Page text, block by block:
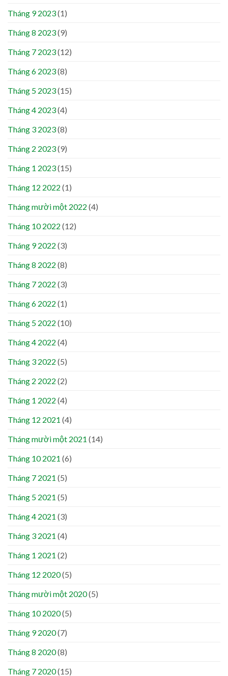
Tháng 9 2023(1)
Tháng 8 2023(9)
Tháng 7 2023(12)
Tháng 6 2023(8)
Tháng 5 2023(15)
Tháng 4 2023(4)
Tháng 3 2023(8)
Tháng 2 2023(9)
Tháng 1 2023(15)
Tháng 12 2022 (1)
Tháng mười một 2022 (4)
Tháng 10 2022 (12)
Tháng 9 2022 (3)
Tháng 8 2022 (8)
Tháng 7 2022 (3)
Tháng 6 2022 (1)
Tháng 5 2022 (10)
Tháng 4 2022 (4)
Tháng 3 2022 (5)
Tháng 2 2022 (2)
Tháng 1 2022 (4)
Tháng 12 2021 (4)
Tháng mười một 2021 (14)
Tháng 10 2021 (6)
Tháng 7 2021 (5)
Tháng 5 2021 (5)
Tháng 4 2021 (3)
Tháng 3 2021 (4)
Tháng 1 2021 (2)
Tháng 12 2020(5)
Tháng mười một 2020(5)
Tháng 10 2020(5)
Tháng 9 2020(7)
Tháng 8 2020(8)
Tháng 7 2020(15)